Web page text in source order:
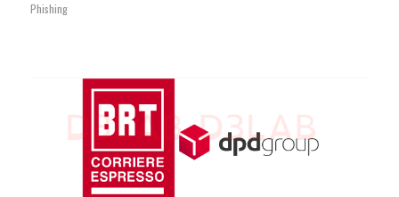
Phishing